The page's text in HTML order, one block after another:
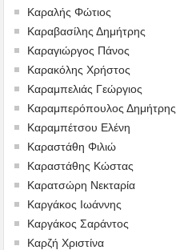
Καραλής Φώτιος
Καραβασίλης Δημήτρης
Καραγιώργος Πάνος
Καρακόλης Χρήστος
Καραμπελιάς Γεώργιος
Καραμπερόπουλος Δημήτρης
Καραμπέτσου Ελένη
Καραστάθη Φιλιώ
Καραστάθης Κώστας
Καρατσώρη Νεκταρία
Καργάκος Ιωάννης
Καργάκος Σαράντος
Καρζή Χριστίνα